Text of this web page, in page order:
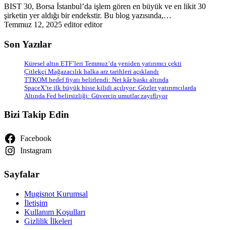
BIST 30, Borsa İstanbul’da işlem gören en büyük ve en likit 30
şirketin yer aldığı bir endekstir. Bu blog yazısında,…
Temmuz 12, 2025 editor editor
Son Yazılar
Küresel altın ETF’leri Temmuz’da yeniden yatırımcı çekti
Çitlekçi Mağazacılık halka arz tarihleri açıklandı
TTKOM hedef fiyatı belirlendi: Net kâr baskı altında
SpaceX’te ilk büyük hisse kilidi açılıyor: Gözler yatırımcılarda
Altında Fed belirsizliği: Güvercin umutlar zayıflıyor
Bizi Takip Edin
Facebook
Instagram
Sayfalar
Mugisnot Kurumsal
İletişim
Kullanım Koşulları
Gizlilik İlkeleri